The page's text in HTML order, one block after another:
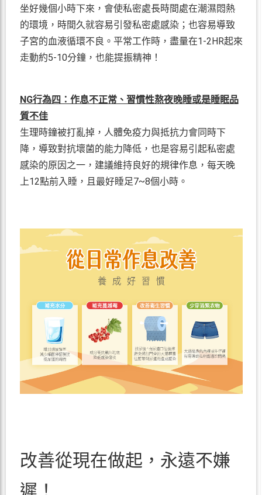
坐好幾個小時下來，會使私密處長時間處在潮濕悶熱
的環境，時間久就容易引發私密處感染；也容易導致
子宮的血液循環不良。平常工作時，盡量在1-2HR起來
走動約5-10分鐘，也能提振精神！
NG行為四：作息不正常、習慣性熬夜晚睡或是睡眠品
質不佳
生理時鐘被打亂掉，人體免疫力與抵抗力會同時下
降，導致對抗壞菌的能力降低，也是容易引起私密處
感染的原因之一，建議維持良好的規律作息，每天晚
上12點前入睡，且最好睡足7~8個小時。
改善從現在做起，永遠不嫌
遲！